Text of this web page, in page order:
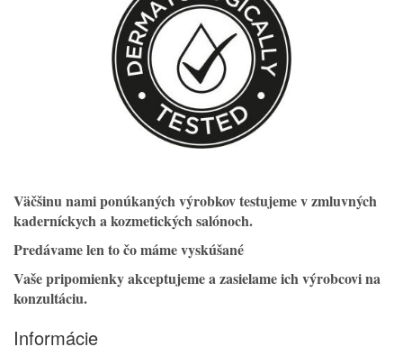
Väčšinu nami ponúkaných výrobkov testujeme v zmluvných
kaderníckych a kozmetických salónoch.
Predávame len to čo máme vyskúšané
Vaše pripomienky akceptujeme a zasielame ich výrobcovi na
konzultáciu.
Informácie